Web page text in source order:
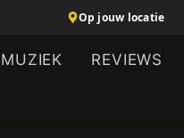
Op jouw locatie
MUZIEK REVIEWS